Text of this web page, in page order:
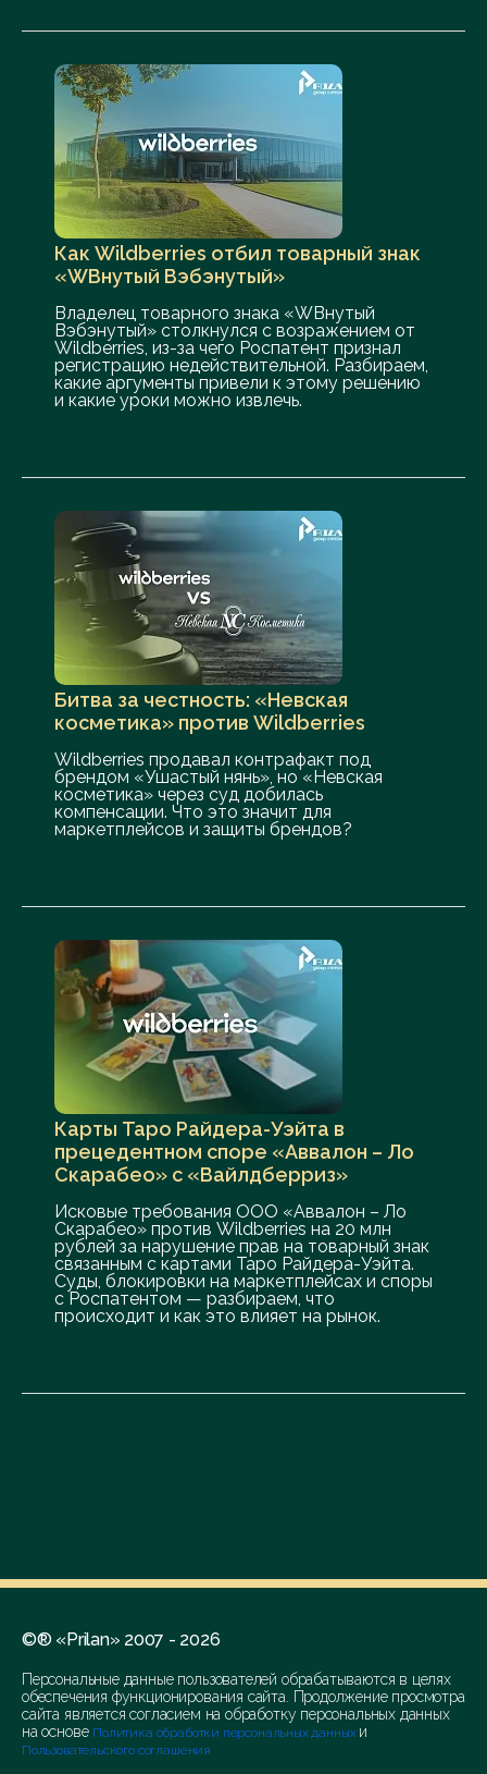
Как Wildberries отбил товарный знак
«WBнутый Вэбэнутый»
Владелец товарного знака «WBнутый
Вэбэнутый» столкнулся с возражением от
Wildberries, из-за чего Роспатент признал
регистрацию недействительной. Разбираем,
какие аргументы привели к этому решению
и какие уроки можно извлечь.
Битва за честность: «Невская
косметика» против Wildberries
Wildberries продавал контрафакт под
брендом «Ушастый нянь», но «Невская
косметика» через суд добилась
компенсации. Что это значит для
маркетплейсов и защиты брендов?
Карты Таро Райдера-Уэйта в
прецедентном споре «Аввалон – Ло
Скарабео» с «Вайлдберриз»
Исковые требования ООО «Аввалон – Ло
Скарабео» против Wildberries на 20 млн
рублей за нарушение прав на товарный знак
связанным с картами Таро Райдера-Уэйта.
Суды, блокировки на маркетплейсах и споры
с Роспатентом — разбираем, что
происходит и как это влияет на рынок.
©® «Prilan» 2007 - 2026
Персональные данные пользователей обрабатываются в целях
обеспечения функционирования сайта. Продолжение просмотра
сайта является согласием на обработку персональных данных
на основе Политика обработки персональных данных и
Пользовательского соглашения